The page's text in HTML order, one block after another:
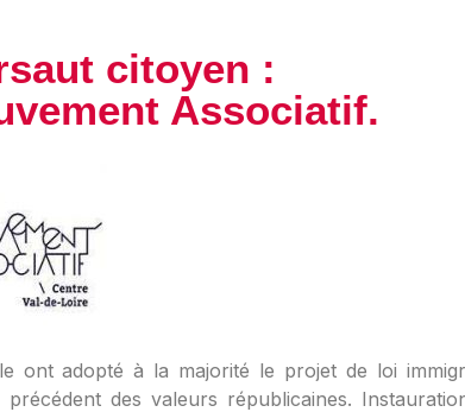
citoyen :
Associatif.
ont adopté à la majorité le projet de loi
des valeurs républicaines.